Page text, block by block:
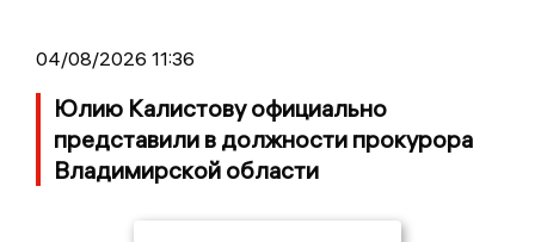
04/08/2026 11:36
Юлию Калистову официально
представили в должности прокурора
Владимирской области